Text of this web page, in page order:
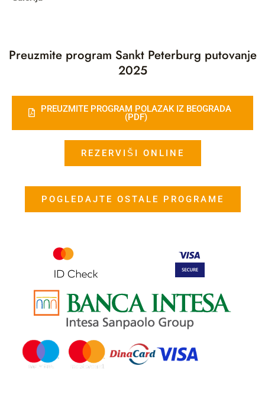
Preuzmite program Sankt Peterburg putovanje
2025
PREUZMITE PROGRAM POLAZAK IZ BEOGRADA
(PDF)
REZERVIŠI ONLINE
POGLEDAJTE OSTALE PROGRAME